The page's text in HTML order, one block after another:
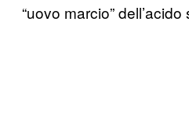
“uovo marcio”